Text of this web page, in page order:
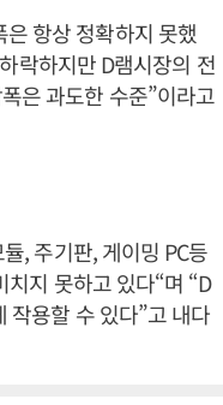
항상 정확하지 못했
락하지만 D램시장의 전
은 과도한 수준”이라고
, 주기판, 게이밍 PC등
지 못하고 있다“며 “D
작용할 수 있다”고 내다